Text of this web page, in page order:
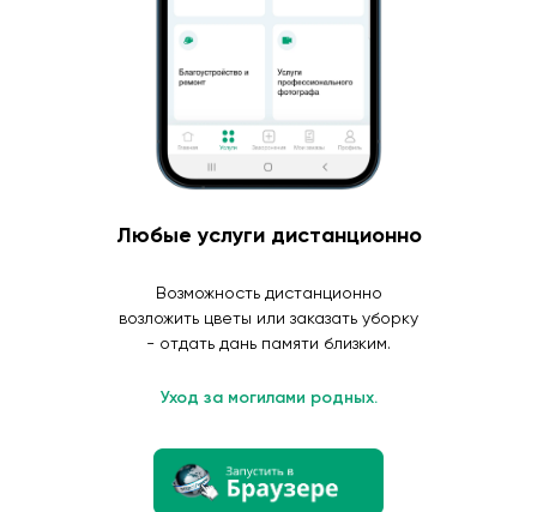
Любые услуги дистанционно
Возможность дистанционно
возложить цветы или заказать уборку
- отдать дань памяти близким.
Уход за могилами родных.